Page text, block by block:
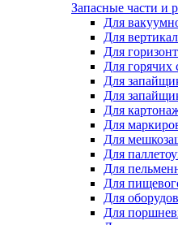
Запасные части и
Для
Для
Для
Для горячих
Для
Для
Для
Для
Для
Для
Для
Для
Для
Для